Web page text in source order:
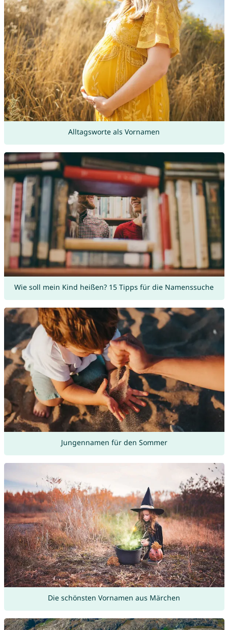
Alltagsworte als Vornamen
Wie soll mein Kind heißen? 15 Tipps für die Namenssuche
Jungennamen für den Sommer
Die schönsten Vornamen aus Märchen